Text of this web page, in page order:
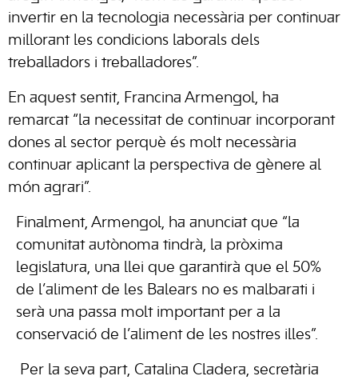
invertir en la tecnologia necessària per continuar
millorant les condicions laborals dels
treballadors i treballadores”.
En aquest sentit, Francina Armengol, ha
remarcat “la necessitat de continuar incorporant
dones al sector perquè és molt necessària
continuar aplicant la perspectiva de gènere al
món agrari”.
Finalment, Armengol, ha anunciat que “la
comunitat autònoma tindrà, la pròxima
legislatura, una llei que garantirà que el 50%
de l’aliment de les Balears no es malbarati i
serà una passa molt important per a la
conservació de l’aliment de les nostres illes”.
Per la seva part, Catalina Cladera, secretària